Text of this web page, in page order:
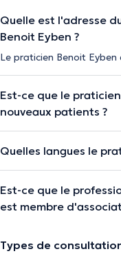
Quelle est l'adresse
Benoit Eyben ?
Le praticien Benoit Eyben
Est-ce que le
nouveaux patients ?
Quelles langues le
Est-ce que le
est membre
Types de